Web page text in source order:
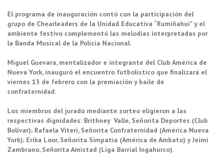
El programa de inauguración contó con la participación del
grupo de Chearleaders de la Unidad Educativa “Rumiñahui” y el
ambiente festivo complementó las melodías interpretadas por
la Banda Musical de la Policía Nacional.
Miguel Guevara, mentalizador e integrante del Club América de
Nueva York, inauguró el encuentro futbolístico que finalizará el
viernes 13 de febrero con la premiación y baile de
confraternidad.
Los miembros del jurado mediante sorteo eligieron a las
respectivas dignidades: Brithney Valle, Señorita Deportes (Club
Bolívar); Rafaela Viteri, Señorita Confraternidad (América Nueva
York); Erika Loor, Señorita Simpatía (América de Ambato) y Jeimi
Zambrano, Señorita Amistad (Liga Barrial Ingahurco).